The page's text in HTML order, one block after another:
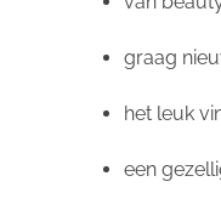
graag
het leuk
een